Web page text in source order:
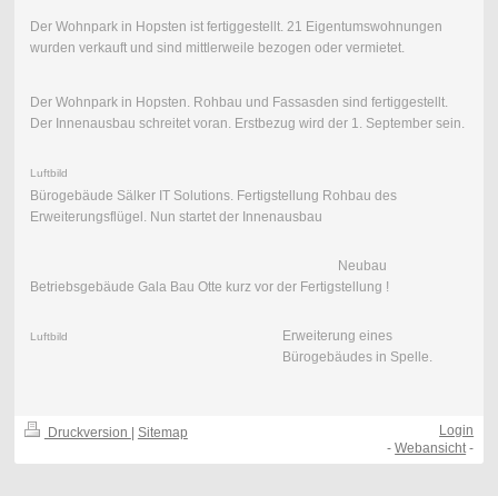
Der Wohnpark in Hopsten ist fertiggestellt. 21 Eigentumswohnungen
wurden verkauft und sind mittlerweile bezogen oder vermietet.
Der Wohnpark in Hopsten. Rohbau und Fassasden sind fertiggestellt.
Der Innenausbau schreitet voran. Erstbezug wird der 1. September sein.
Luftbild
Bürogebäude Sälker IT Solutions. Fertigstellung Rohbau des
Erweiterungsflügel. Nun startet der Innenausbau
Neubau
Betriebsgebäude Gala Bau Otte kurz vor der Fertigstellung !
Luftbild
Erweiterung eines
Bürogebäudes in Spelle.
Druckversion | Sitemap
Login
-Webansicht -